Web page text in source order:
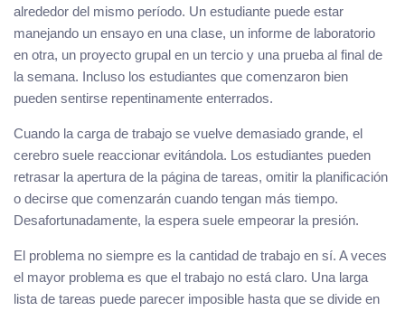
alrededor del mismo período. Un estudiante puede estar
manejando un ensayo en una clase, un informe de laboratorio
en otra, un proyecto grupal en un tercio y una prueba al final de
la semana. Incluso los estudiantes que comenzaron bien
pueden sentirse repentinamente enterrados.
Cuando la carga de trabajo se vuelve demasiado grande, el
cerebro suele reaccionar evitándola. Los estudiantes pueden
retrasar la apertura de la página de tareas, omitir la planificación
o decirse que comenzarán cuando tengan más tiempo.
Desafortunadamente, la espera suele empeorar la presión.
El problema no siempre es la cantidad de trabajo en sí. A veces
el mayor problema es que el trabajo no está claro. Una larga
lista de tareas puede parecer imposible hasta que se divide en